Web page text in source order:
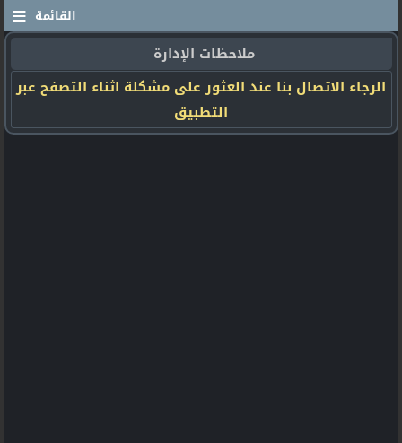
≡ القائمة
ملاحظات الإدارة
الرجاء الاتصال بنا عند العثور على مشكلة اثناء التصفح عبر
التطبيق